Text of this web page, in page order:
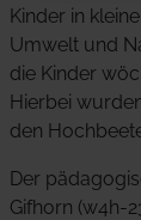
Kinder in
Umwelt und
die Kinder
Hierbei
den
Der
Gifhorn (w4h-